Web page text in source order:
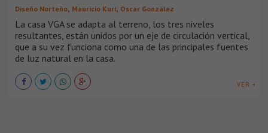
Diseño Norteño, Mauricio Kuri, Oscar González
La casa VGA se adapta al terreno, los tres niveles
resultantes, están unidos por un eje de circulación vertical,
que a su vez funciona como una de las principales fuentes
de luz natural en la casa.
VER +